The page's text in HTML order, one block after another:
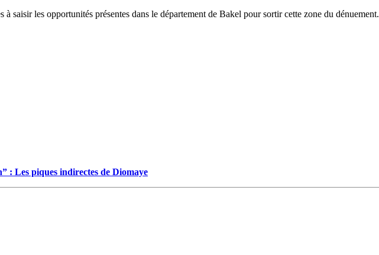
à saisir les opportunités présentes dans le département de Bakel pour sortir cette zone du dénuement.
: Les piques indirectes de Diomaye